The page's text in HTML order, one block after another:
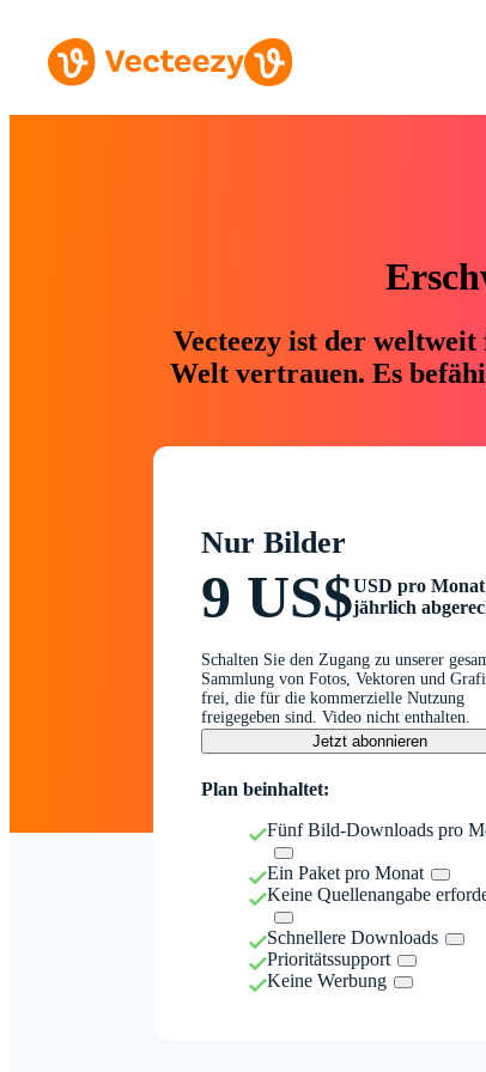
Vecteezy ist der
Welt vertrauen. Es
Nur Bilder
9 US$USD pro Monat
jährlich
Schalten Sie den Zugang zu unserer
Sammlung von Fotos, Vektoren und
frei, die für die kommerzielle Nutzung
freigegeben sind. Video nicht enthalten.
Jetzt abonnieren
Plan beinhaltet:
Fünf Bild-Downloads pro
Ein Paket pro Monat
Keine Quellenangabe
Schnellere Downloads
Prioritätssupport
Keine Werbung